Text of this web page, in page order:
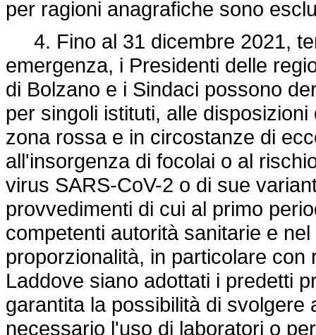
per ragioni anagrafiche sono
4. Fino al 31 dicembre 2021,
emergenza, i Presidenti delle
di Bolzano e i Sindaci possono
per singoli istituti, alle
zona rossa e in circostanze di
all'insorgenza di focolai o al
virus SARS-CoV-2 o di sue
provvedimenti di cui al primo
competenti autorità sanitarie e
proporzionalità, in particolare
Laddove siano adottati i predetti
garantita la possibilità di
necessario l'uso di laboratori o